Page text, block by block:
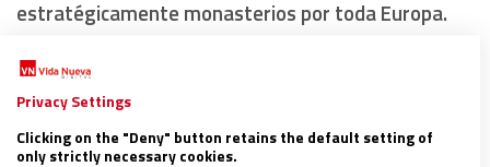
estratégicamente monasterios por toda Europa.
enseñaban las letras, la agricultura, la medicina y
alrededor de ellos fueron surgiendo nuevas
ciudades.
Privacy Settings
Clicking on the "Deny" button retains the default setting of
only strictly necessary cookies.